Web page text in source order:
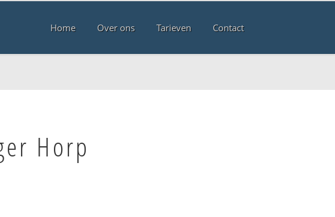
Home Over ons Tarieven Contact
Horp